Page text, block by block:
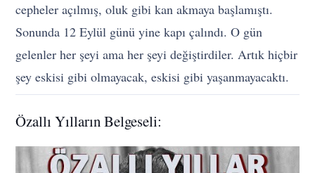
cepheler açılmış, oluk gibi kan akmaya başlamıştı.
Sonunda 12 Eylül günü yine kapı çalındı. O gün
gelenler her şeyi ama her şeyi değiştirdiler. Artık hiçbir
şey eskisi gibi olmayacak, eskisi gibi yaşanmayacaktı.
Özallı Yılların Belgeseli: